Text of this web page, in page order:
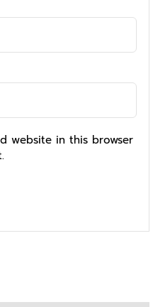
website in this browser